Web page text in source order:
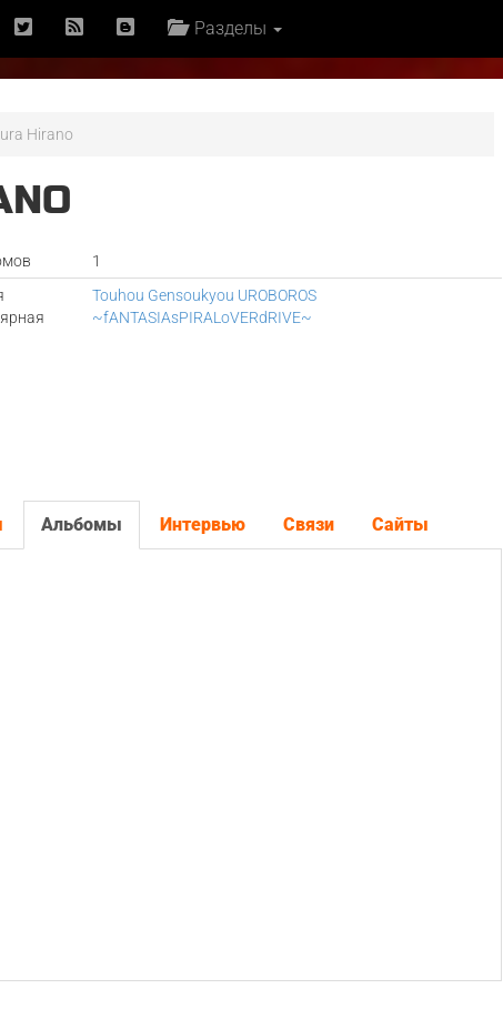
Разделы
Hirano
1
Touhou Gensoukyou UROBOROS
~fANTASIAsPIRALoVERdRIVE~
Альбомы Интервью Связи Сайты